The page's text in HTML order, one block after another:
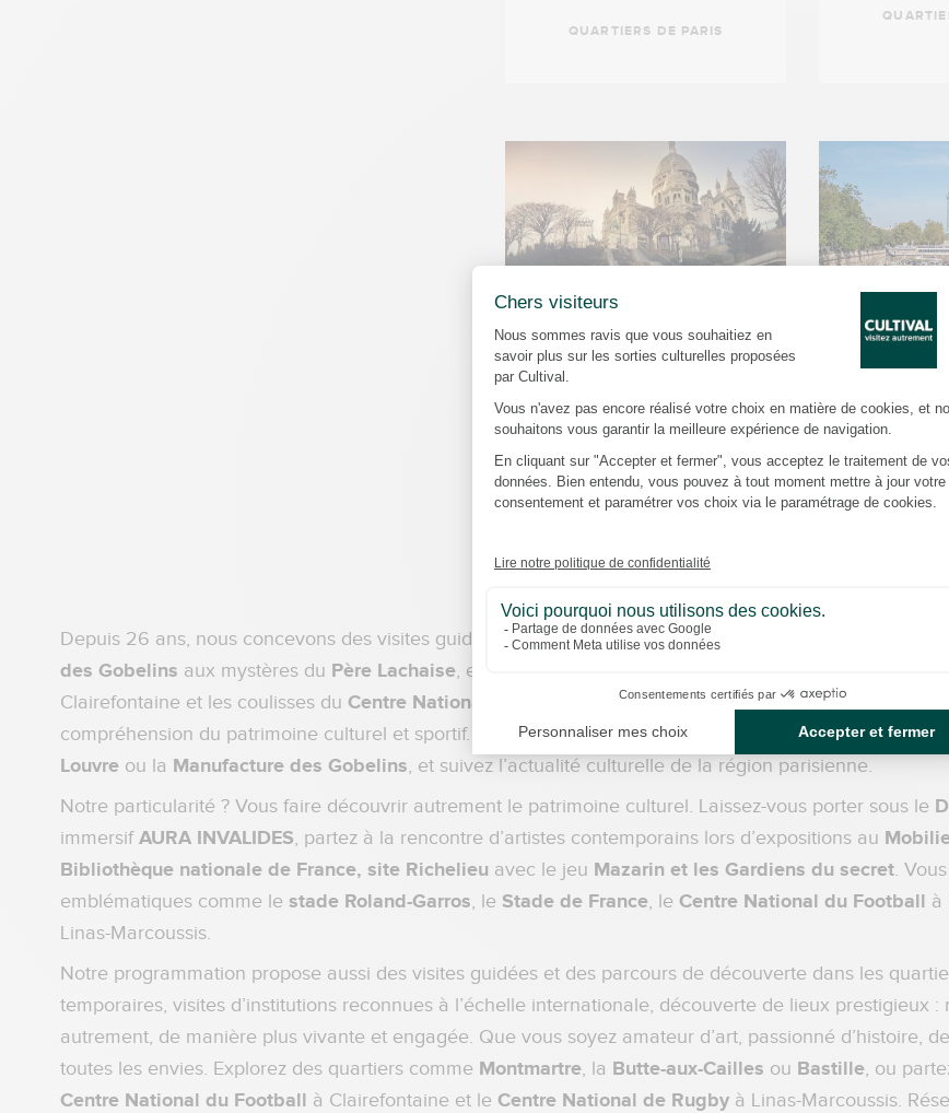
QUARTIERS DE PARIS
16,50 €
JEU DE PISTE
Visite enquête :
Montmartre
QUARTIERS DE PARIS - JEU DE
PISTE
JEU
QUARTIERS
Depuis 26 ans, nous concevons des visites guidées qui révèlent les facettes méconnues du
des Gobelins aux mystères du Père Lachaise, en passant par l’ambiance singulière du
Clairefontaine et les coulisses du Centre National de Rugby
à Linas-Marcoussis, chaque visite est
compréhension du patrimoine culturel et sportif. Découvrez des lieux d’exposition temporaires, la face
Louvre ou la Manufacture des Gobelins, et suivez l’actualité culturelle de la région parisienne.
Notre particularité ? Vous faire découvrir autrement le patrimoine culturel. Laissez-vous porter sous le
immersifAURA INVALIDES, partez à la rencontre d’artistes contemporains lors d’expositions au
Bibliothèque nationale de France, site Richelieu avec le jeu Mazarin et les Gardiens du secret.
emblématiques comme le stade Roland-Garros, le Stade de France, le Centre National du Football à
Linas-Marcoussis.
Notre programmation propose aussi des visites guidées et des parcours de découverte dans les
temporaires, visites d’institutions reconnues à l’échelle internationale, découverte de lieux prestigieux
autrement, de manière plus vivante et engagée. Que vous soyez amateur d’art, passionné d’histoire,
toutes les envies. Explorez des quartiers comme Montmartre, la Butte-aux-Cailles ou Bastille, ou
Centre National du Football à Clairefontaine et le Centre National de Rugby à Linas-Marcoussis.